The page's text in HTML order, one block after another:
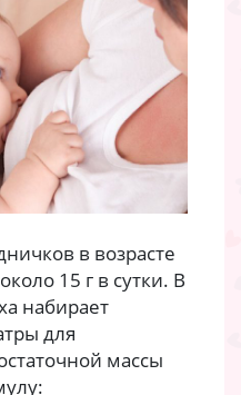
в возрасте
15 г в сутки. В
набирает
для
массы